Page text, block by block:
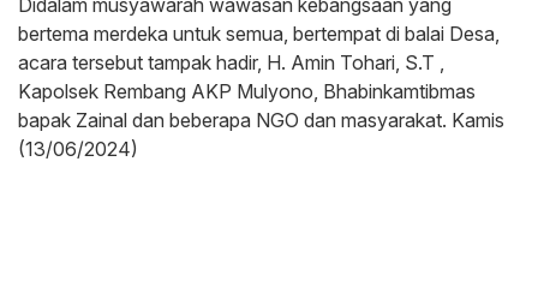
Didalam musyawarah wawasan kebangsaan yang
bertema merdeka untuk semua, bertempat di balai Desa,
acara tersebut tampak hadir, H. Amin Tohari, S.T ,
Kapolsek Rembang AKP Mulyono, Bhabinkamtibmas
bapak Zainal dan beberapa NGO dan masyarakat. Kamis
(13/06/2024)